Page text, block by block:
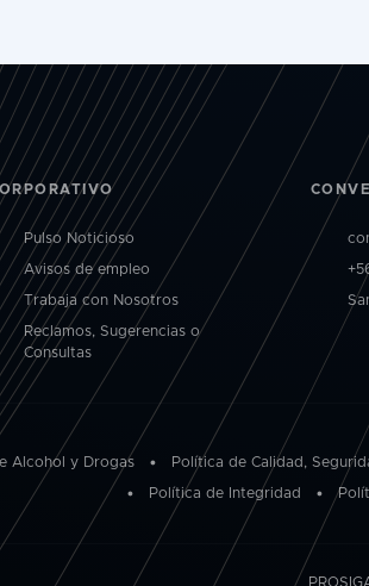
Pulso Noticioso
Avisos de empleo
Trabaja con Nosotros
Reclamos, Sugerencias o
Consultas
Alcohol y Drogas • Política de Calidad,
•
Política de Integridad •